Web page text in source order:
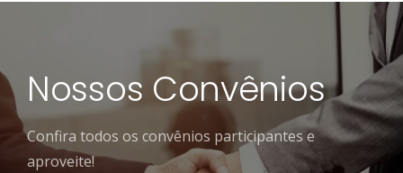
Nossos Convênios
Confira todos os convênios participantes e
aproveite!